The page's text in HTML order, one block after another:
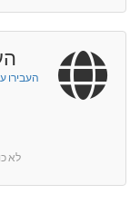
העבירו
* לא